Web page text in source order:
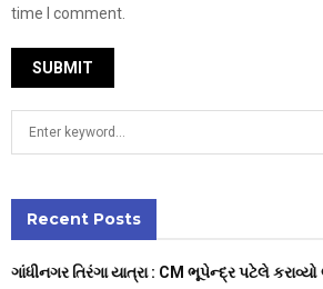
time I comment.
h
Recent Posts
ગાંધીનગર તિરંગા યાત્રા : CM ભૂપેન્દ્ર પટેલે